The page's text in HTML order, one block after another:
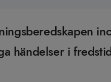
händelser i